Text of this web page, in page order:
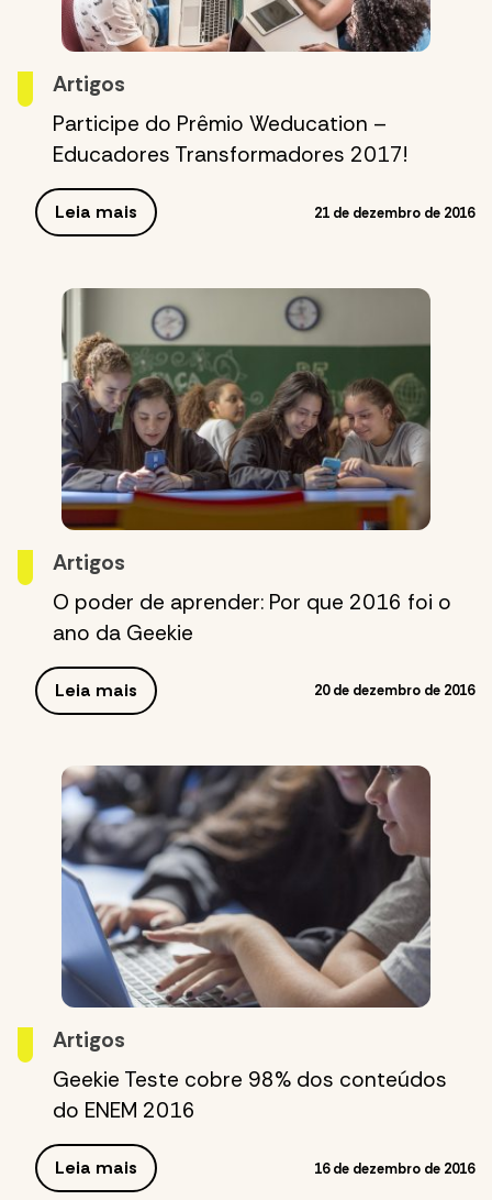
Artigos
Participe do Prêmio Weducation –
Educadores Transformadores 2017!
Leia mais 21 de dezembro de 2016
Artigos
O poder de aprender: Por que 2016 foi o
ano da Geekie
Leia mais 20 de dezembro de 2016
Artigos
Geekie Teste cobre 98% dos conteúdos
do ENEM 2016
Leia mais 16 de dezembro de 2016